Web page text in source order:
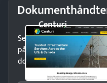
Centuri
Send kontrakter til
på minutter og mist ingen
dokumenter.